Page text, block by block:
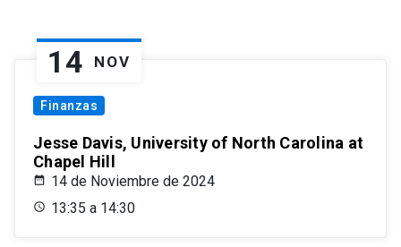
14 NOV
Finanzas
Jesse Davis, University of North Carolina at
Chapel Hill
14 de Noviembre de 2024
13:35 a 14:30